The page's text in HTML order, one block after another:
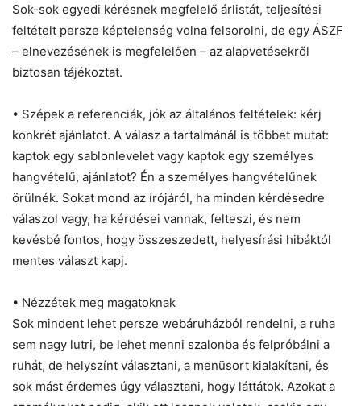
Sok-sok egyedi kérésnek megfelelő árlistát, teljesítési
feltételt persze képtelenség volna felsorolni, de egy ÁSZF
– elnevezésének is megfelelően – az alapvetésekről
biztosan tájékoztat.
• Szépek a referenciák, jók az általános feltételek: kérj
konkrét ajánlatot. A válasz a tartalmánál is többet mutat:
kaptok egy sablonlevelet vagy kaptok egy személyes
hangvételű, ajánlatot? Én a személyes hangvételűnek
örülnék. Sokat mond az írójáról, ha minden kérdésedre
válaszol vagy, ha kérdései vannak, felteszi, és nem
kevésbé fontos, hogy összeszedett, helyesírási hibáktól
mentes választ kapj.
• Nézzétek meg magatoknak
Sok mindent lehet persze webáruházból rendelni, a ruha
sem nagy lutri, be lehet menni szalonba és felpróbálni a
ruhát, de helyszínt választani, a menüsort kialakítani, és
sok mást érdemes úgy választani, hogy láttátok. Azokat a